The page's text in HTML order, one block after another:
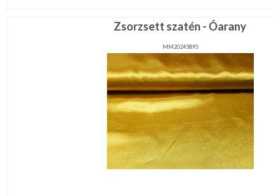
Zsorzsett szatén - Óarany
MM20245895